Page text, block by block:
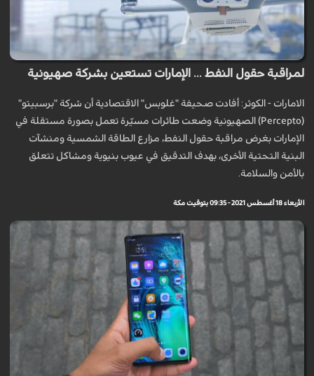
لمراقبة حقول النفط ... الإمارات تستعين بشركة صهيونية
الامارات - الكوثر: أفادت صحيفة "غلوبس" الاقتصادية أن شركة "برسبيتو"
(Percepto) الصهيونية وضعت طائرات مسيّرة تعمل بصورة مستقلة في
الإمارات بغرض مراقبة حقول النفط، مزارع الطاقة الشمسية ومنشآت
البنية التحتية الأخرى، بهدف التدقيق في عيوب بنيوية ومشاكل تتعلق
بالأمن والسلامة.
الأربعاء 18 أغسطس 2021 - 09:35 بتوقيت مكة